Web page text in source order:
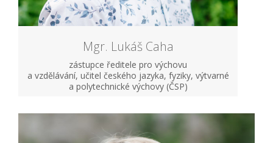
Mgr. Lukáš Caha
zástupce ředitele pro výchovu
a vzdělávání, učitel českého jazyka, fyziky, výtvarné
a polytechnické výchovy (ČSP)